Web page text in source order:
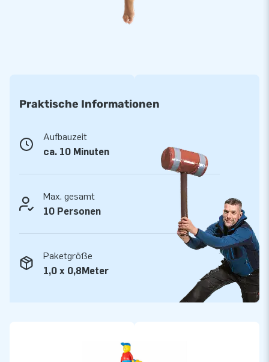
Über 15.0000 Kunden hab sich bereits für JB
aufblasbare Attraktionen auf großartiger Weise! Kunden
Lieferung verlassen. Sie nennen uns auch "creators of
greatness".
Praktische Informationen
Aufbauzeit
ca. 10 Minuten
Max. gesamt
10 Personen
Paketgröße
1,0 x 0,8Meter